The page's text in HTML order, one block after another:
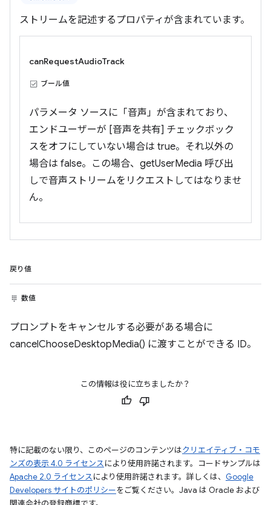
ストリームを記述するプロパティが含まれています。
canRequestAudioTrack
ブール値
パラメータ ソースに「音声」が含まれており、
エンドユーザーが [音声を共有] チェックボック
スをオフにしていない場合は true。それ以外の
場合は false。この場合、getUserMedia 呼び出
しで音声ストリームをリクエストしてはなりませ
ん。
戻り値
数値
プロンプトをキャンセルする必要がある場合に
cancelChooseDesktopMedia() に渡すことができる ID。
この情報は役に立ちましたか？
特に記載のない限り、このページのコンテンツはクリエイティブ・コモ
ンズの表示 4.0 ライセンスにより使用許諾されます。コードサンプルは
Apache 2.0 ライセンスにより使用許諾されます。詳しくは、 Google
Developers サイトのポリシーをご覧ください。Java は Oracle および